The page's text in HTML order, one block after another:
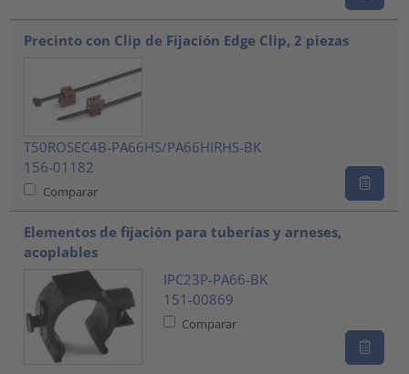
Precinto con Clip de Fijación Edge Clip, 2 piezas
T50ROSEC4B-PA66HS/PA66HIRHS-BK
156-01182
Comparar
Elementos de fijación para tuberías y arneses,
acoplables
IPC23P-PA66-BK
151-00869
Comparar